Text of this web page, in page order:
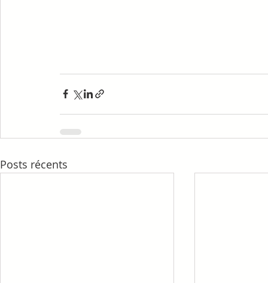
Posts récents